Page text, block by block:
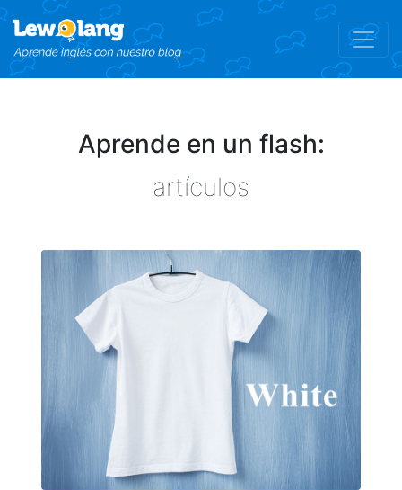
Aprende en un flash:
artículos